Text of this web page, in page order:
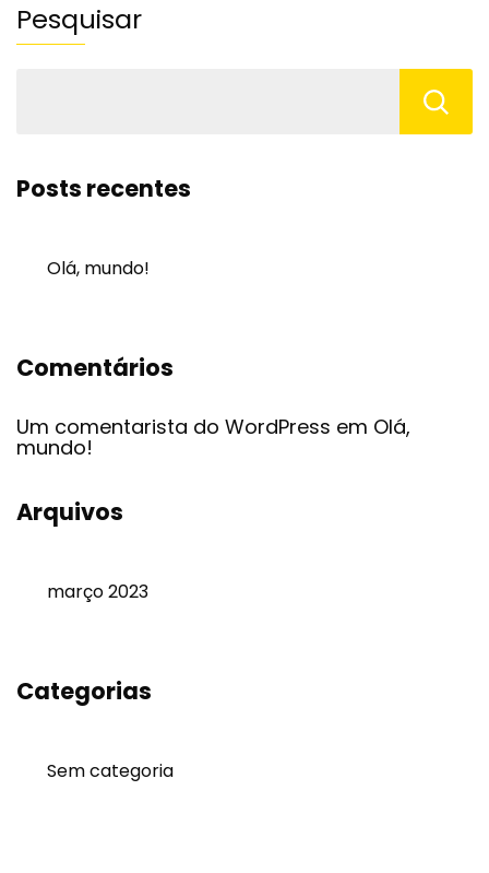
Pesquisar
Posts recentes
Olá, mundo!
Comentários
Um comentarista do WordPress em Olá,
mundo!
Arquivos
março 2023
Categorias
Sem categoria